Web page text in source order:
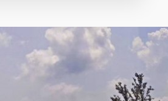
y el Naviglio Bereguardo.